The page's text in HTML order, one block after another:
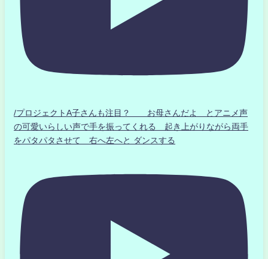
/プロジェクトA子さんも注目？ お母さんだよ とアニメ声
の可愛いらしい声で手を振ってくれる 起き上がりながら両手
をパタパタさせて 右へ左へと ダンスする